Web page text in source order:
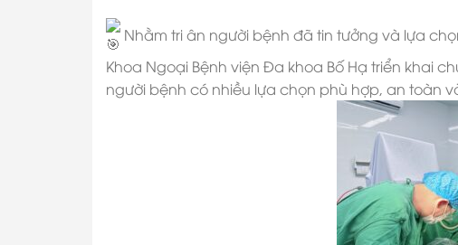
Nhằm tri ân người bệnh đã tin tưởng và lựa
Khoa Ngoại Bệnh viện Đa khoa Bố Hạ triển khai
người bệnh có nhiều lựa chọn phù hợp, an toàn